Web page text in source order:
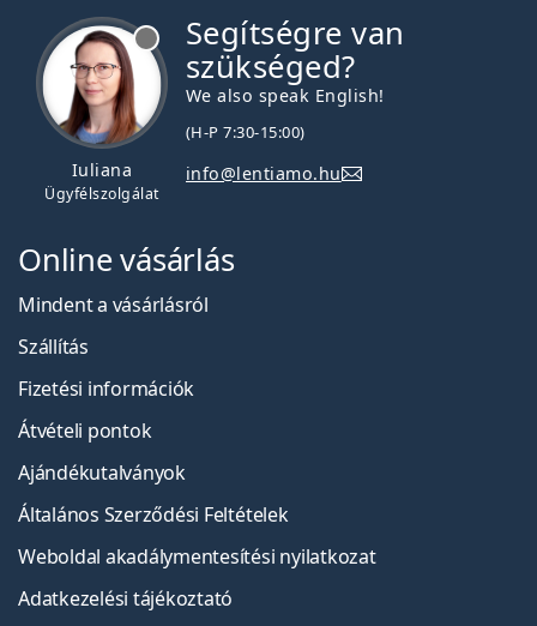
Iuliana
Ügyfélszolgálat
Segítségre van
szükséged?
We also speak English!
(H-P 7:30-15:00)
info@lentiamo.hu
Online vásárlás
Mindent a vásárlásról
Szállítás
Fizetési információk
Átvételi pontok
Ajándékutalványok
Általános Szerződési Feltételek
Weboldal akadálymentesítési nyilatkozat
Adatkezelési tájékoztató